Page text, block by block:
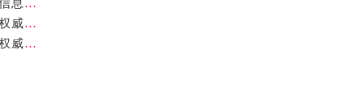
成都天梭官方售后服务中心｜最新电话和网点地址权威信息公示（2026年7月最新）
成都天梭官方售后服务中心｜官方地址及售后热线电话权威信息公示（2026年7月最新）
成都天梭官方售后服务中心｜官方电话及详细维修地址权威信息公示（2026年7月最新）